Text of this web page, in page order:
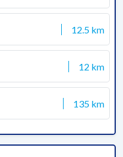
12.5 km
12 km
135 km